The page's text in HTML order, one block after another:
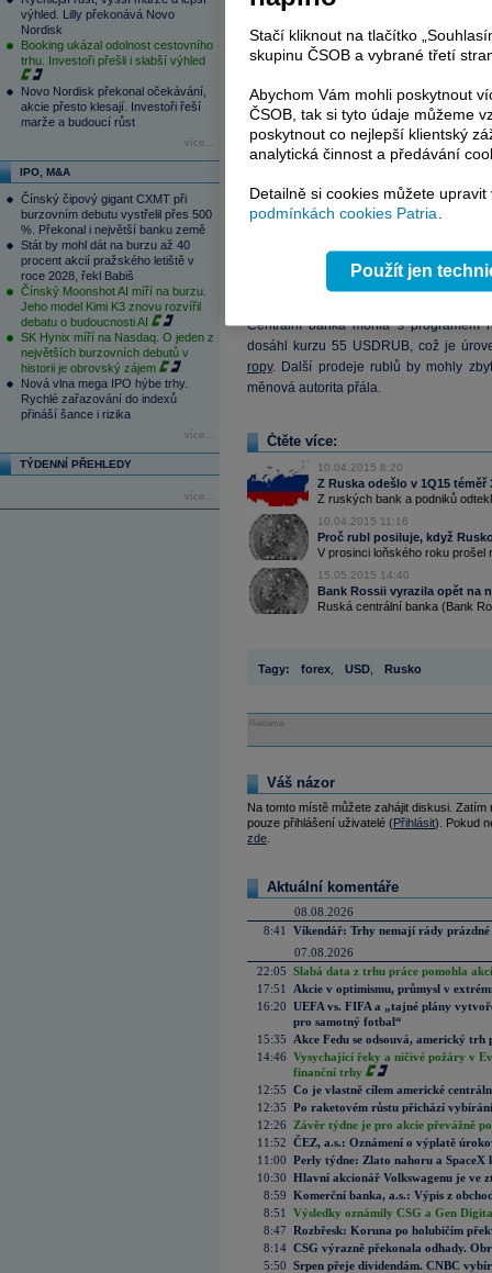
výhled. Lilly překonává Novo
Nordisk
Booking ukázal odolnost cestovního
trhu. Investoři přešli i slabší výhled
Novo Nordisk překonal očekávání,
akcie přesto klesají. Investoři řeší
marže a budoucí růst
více...
IPO, M&A
Čínský čipový gigant CXMT při
burzovním debutu vystřelil přes 500
%. Překonal i největší banku země
Stát by mohl dát na burzu až 40
procent akcií pražského letiště v
roce 2028, řekl Babiš
Čínský Moonshot AI míří na burzu.
Jeho model Kimi K3 znovu rozvířil
debatu o budoucnosti AI
SK Hynix míří na Nasdaq. O jeden z
největších burzovních debutů v
historii je obrovský zájem
Nová vlna mega IPO hýbe trhy.
Rychlé zařazování do indexů
přináší šance i rizika
více...
TÝDENNÍ PŘEHLEDY
více...
budou následovat až později. Bank
, přičemž ke konci května
Centrální banka mohla s programem
dosáhl kurzu 55 USDRUB, což je
ropy. Další prodeje rublů by mohly
měnová autorita přála.
Čtěte více:
10.04.2015 8:20
Z Ruska odešlo v 1Q15 téměř
Z ruských bank a podniků
10.04.2015 11:16
Proč rubl posiluje, když
V prosinci loňského roku prošel
15.05.2015 14:40
Bank Rossii vyrazila opět na
Ruská centrální banka (Bank
Tagy: forex USD Rusko
Reklama
Váš názor
Na tomto místě můžete zahájit diskusi.
pouze přihlášení uživatelé (Přihlásit). Pokud
zde
Aktuální komentáře
08.08.2026
8:41
Víkendář: Trhy nemají rády prázdné
07.08.2026
22:05 Slabá data z trhu práce pomohla
17:51
Akcie v optimismu, průmysl v
16:20 UEFA vs. FIFA a „tajné plány
pro samotný fotbal“
15:35
Akce Fedu se odsouvá, americký
14:46 Vysychající řeky a ničivé požáry v
finanční trhy
12:55 Co je vlastně cílem americké
12:35 Po raketovém růstu přichází
12:26
Závěr týdne je pro akcie převážně
11:52 ČEZ, a.s.: Oznámení o výplatě
11:00 Perly týdne: Zlato nahoru a SpaceX
10:30 Hlavní akcionář Volkswagenu je ve
8:59 Komerční banka, a.s.: Výpis z
8:51
Výsledky oznámily CSG a Gen
8:47 Rozbřesk: Koruna po holubičím
8:14 CSG výrazně překonala odhady.
5:50 Srpen přeje dividendám. CNBC
Stačí kliknout na tlačítko
skupinu ČSOB a vybrané třetí
Abychom Vám mohli poskytnout
ČSOB, tak si tyto údaje můžeme
poskytnout co nejlepší klientský
analytická činnost a předávání
Detailně si cookies můžete
podmínkách cookies Patria.
Použít jen